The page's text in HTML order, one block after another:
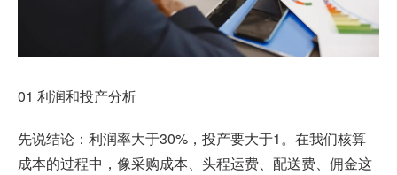
01 利润和投产分析
先说结论：利润率大于30%，投产要大于1。在我们核算
成本的过程中，像采购成本、头程运费、配送费、佣金这